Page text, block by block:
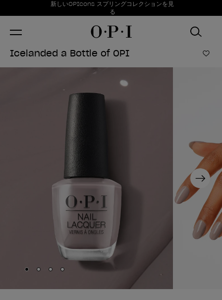
お得情報新しいOPIcons スプリングコレクションを見
る
Item 1 of 1
Icelanded a Bottle of OPI ほ
Next
Skip to slide
Skip to slide2
Skip to slide3
Skip to slide